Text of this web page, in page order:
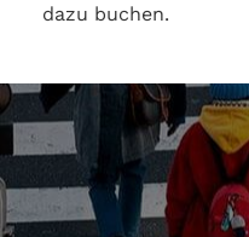
dazu buchen.